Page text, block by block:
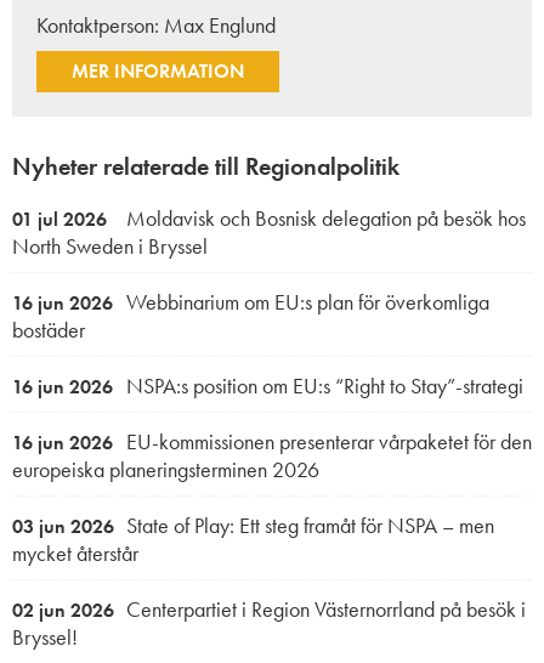
Kontaktperson: Max Englund
MER INFORMATION
Nyheter relaterade till Regionalpolitik
01 jul 2026
Moldavisk och Bosnisk delegation på besök hos
North Sweden i Bryssel
16 jun 2026 Webbinarium om EU:s plan för överkomliga
bostäder
16 jun 2026 NSPA:s position om EU:s “Right to Stay”-strategi
16 jun 2026 EU-kommissionen presenterar vårpaketet för den
europeiska planeringsterminen 2026
03 jun 2026 State of Play: Ett steg framåt för NSPA – men
mycket återstår
02 jun 2026 Centerpartiet i Region Västernorrland på besök i
Bryssel!